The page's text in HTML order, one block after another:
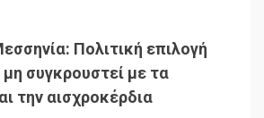
Πολιτική επιλογή
συγκρουστεί με τα
την αισχροκέρδια